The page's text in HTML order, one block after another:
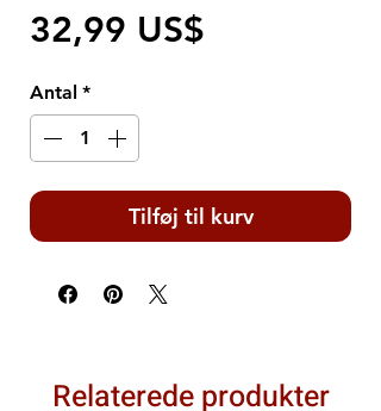
32,99 US$
Antal *
Tilføj til kurv
Relaterede produkter